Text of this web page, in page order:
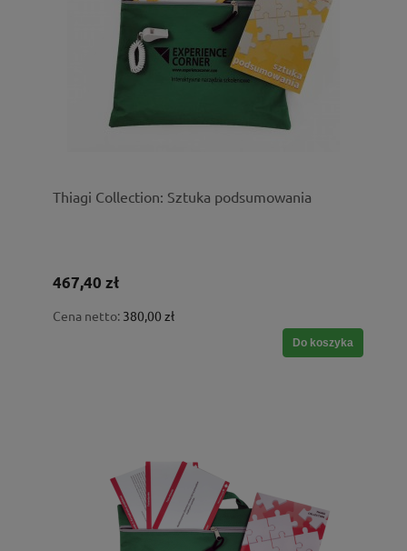
Thiagi Collection: Sztuka podsumowania
467,40 zł
Cena netto: 380,00 zł
Do koszyka